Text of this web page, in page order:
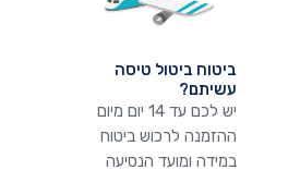
ביטוח ביטול טיסה
עשיתם?
יש לכם עד 14 יום מיום
ההזמנה לרכוש ביטוח
במידה ומועד הנסיעה